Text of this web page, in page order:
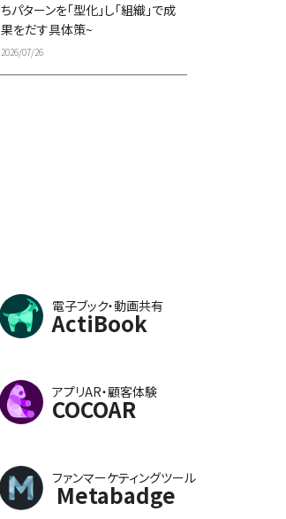
ちパターンを「型化」し「組織」で成
果をだす具体策~
2026/07/26
電子ブック・動画共有
ActiBook
アプリAR・顧客体験
COCOAR
ファンマーケティングツール
Metabadge